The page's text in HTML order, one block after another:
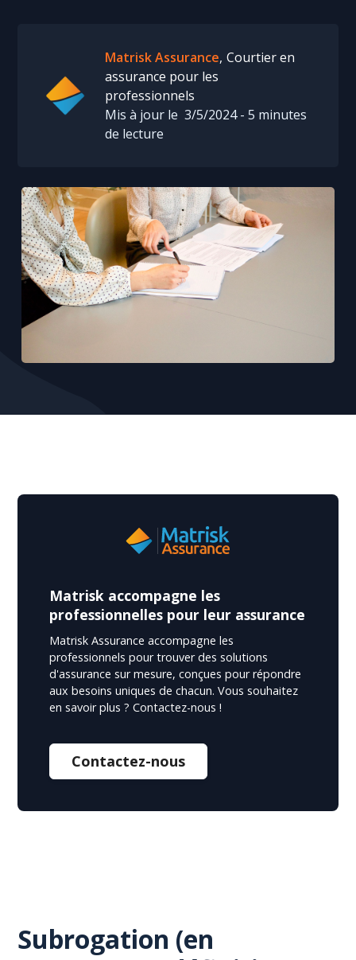
Matrisk Assurance, Courtier en
assurance pour les
professionnels
Mis à jour le 3/5/2024 - 5 minutes
de lecture
Subrogation (en
Matrisk accompagne les
professionnelles pour leur assurance
Matrisk Assurance accompagne les
professionnels pour trouver des solutions
d'assurance sur mesure, conçues pour répondre
aux besoins uniques de chacun. Vous souhaitez
en savoir plus ? Contactez-nous !
Contactez-nous